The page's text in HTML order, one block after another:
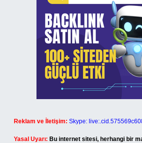
Reklam ve İletişim: Skype:
Yasal Uyarı: Bu internet sitesi, herhangi bir